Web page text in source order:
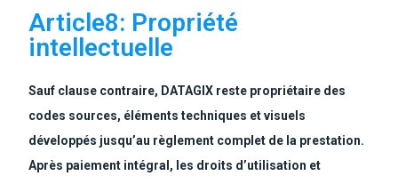
Article8: Propriété
intellectuelle
Sauf clause contraire, DATAGIX reste propriétaire des
codes sources, éléments techniques et visuels
développés jusqu’au règlement complet de la prestation.
Après paiement intégral, les droits d’utilisation et